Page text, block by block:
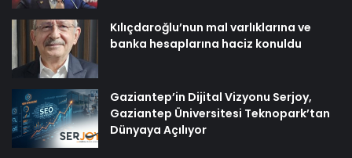
Kılıçdaroğlu’nun mal varlıklarına ve
banka hesaplarına haciz konuldu
Gaziantep’in Dijital Vizyonu Serjoy,
Gaziantep Üniversitesi Teknopark’tan
Dünyaya Açılıyor